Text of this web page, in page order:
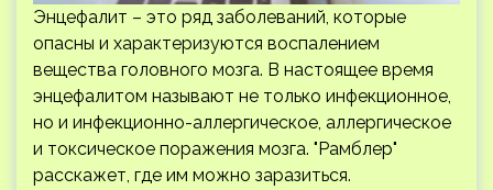
Энцефалит – это ряд заболеваний, которые
опасны и характеризуются воспалением
вещества головного мозга. В настоящее время
энцефалитом называют не только инфекционное,
но и инфекционно-аллергическое, аллергическое
и токсическое поражения мозга. "Рамблер"
расскажет, где им можно заразиться.